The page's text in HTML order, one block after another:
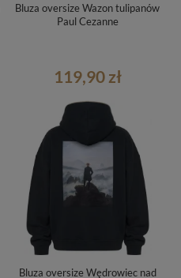
Bluza oversize Wazon tulipanów
Paul Cezanne
119,90 zł
Bluza oversize Wędrowiec nad